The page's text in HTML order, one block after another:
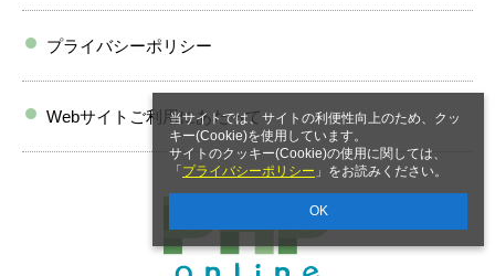
当サイトでは、サイトの利便性向上のため、クッ
キー(Cookie)を使用しています。
サイトのクッキー(Cookie)の使用に関しては、
「 プライバシーポリシー 」をお読みください。
OK
プライバシーポリシー
Webサイトご利用にあたって